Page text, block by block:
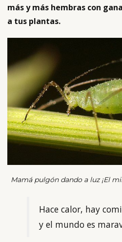
más y más hembras con
a tus plantas.
Mamá pulgón dando a luz ¡El
Hace calor, hay
y el mundo es